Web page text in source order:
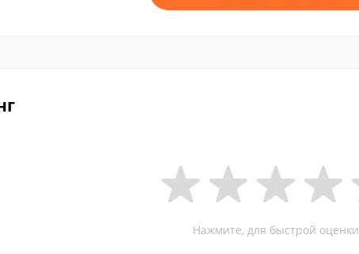
Нажмите, для быстрой оценки